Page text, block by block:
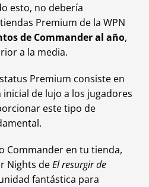
esto, no debería
Premium de la WPN
de Commander al año,
a la media.
Premium consiste en
de lujo a los jugadores
este tipo de
Commander en tu tienda,
Nights deEl resurgir de
fantástica para